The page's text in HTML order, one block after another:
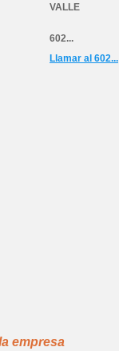
VALLE
602...
Llamar al 602...
empresa